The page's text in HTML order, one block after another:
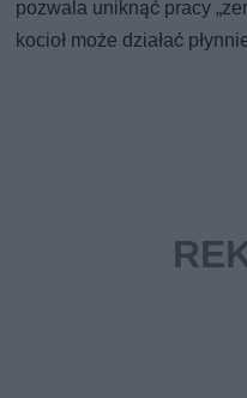
pozwala uniknąć pracy
kocioł może działać